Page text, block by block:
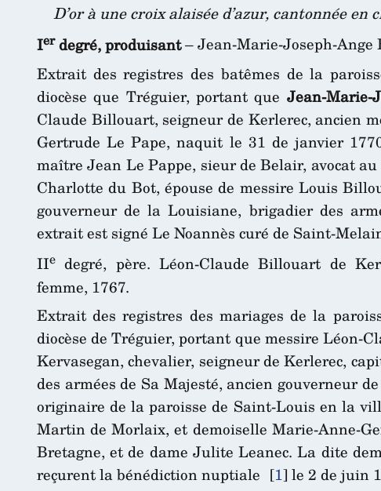
D’or à une croix alaisée d’azur, cantonnée en
Ierdegré, produisant– Jean-Marie-Joseph-
Extrait des registres des batêmes de la
diocèse que Tréguier, portant que Jean-Marie-
Claude Billouart, seigneur de Kerlerec, ancien
Gertrude Le Pape, naquit le 31 de janvier
maître Jean Le Pappe, sieur de Belair, avocat
Charlotte du Bot, épouse de messire Louis
gouverneur de la Louisiane, brigadier des
extrait est signé Le Noannès curé de Saint-
IIe degré, père. Léon-Claude Billouart de
femme, 1767.
Extrait des registres des mariages de la
diocèse de Tréguier, portant que messire
Kervasegan, chevalier, seigneur de Kerlerec,
des armées de Sa Majesté, ancien gouverneur
originaire de la paroisse de Saint-Louis en la
Martin de Morlaix, et demoiselle Marie-Anne-
Bretagne, et de dame Julite Leanec. La dite
reçurent la bénédiction nuptiale [1] le 2 de juin